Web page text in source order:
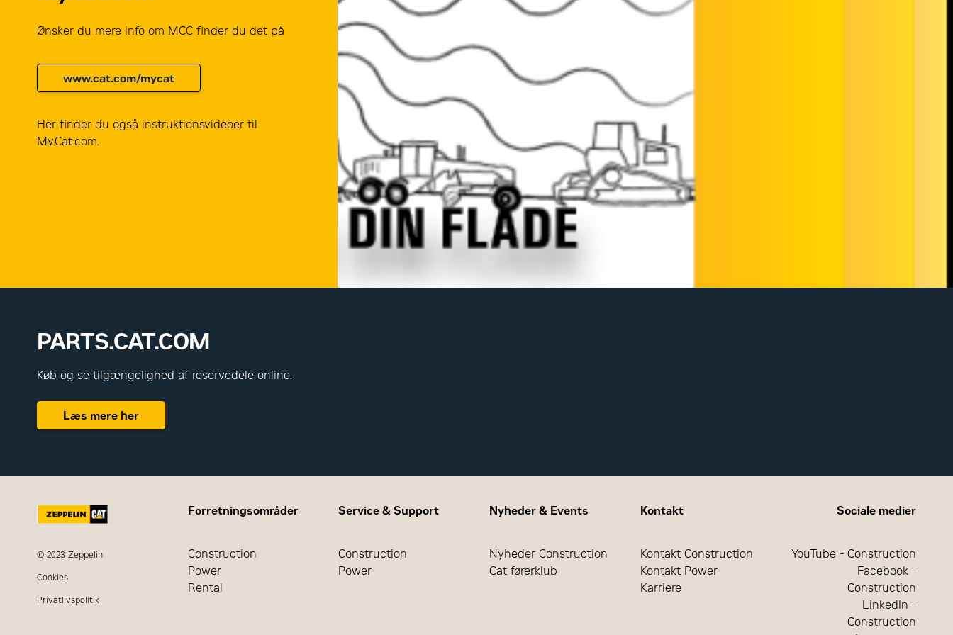
Ønsker du mere info om MCC finder du det på
www.cat.com/mycat
Her finder du også instruktionsvideoer til
My.Cat.com.
PARTS.CAT.COM
Køb og se tilgængelighed af reservedele online.
Læs mere her
© 2023 Zeppelin
Cookies
Privatlivspolitik
Forretningsområder
Construction
Power
Rental
Service & Support
Construction
Power
Nyheder & Events
Nyheder Construction
Cat førerklub
Kontakt
Kontakt Construction
Kontakt Power
Karriere
Sociale medier
YouTube - Construction
Facebook -
Construction
LinkedIn -
Construction